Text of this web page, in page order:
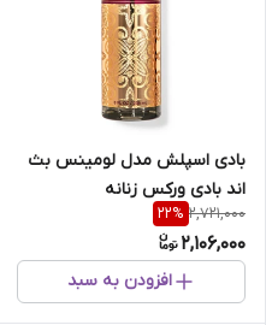
بادی اسپلش مدل لومینس بث
اند بادی ورکس زنانه
2,721,000
22%
2,106,000
افزودن به سبد